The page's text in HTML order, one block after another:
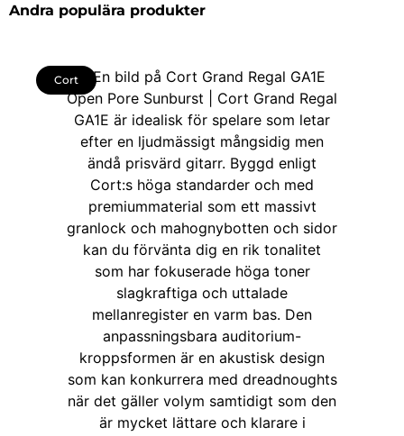
Andra populära produkter
Cort